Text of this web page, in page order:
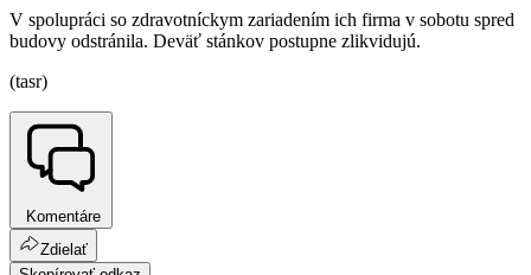
V spolupráci so zdravotníckym zariadením ich firma v sobotu spred
budovy odstránila. Deväť stánkov postupne zlikvidujú.
(tasr)
Komentáre
Zdielať